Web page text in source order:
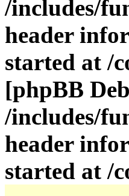
/includes/
header
started at /
[phpBB
/includes/
header
started at /